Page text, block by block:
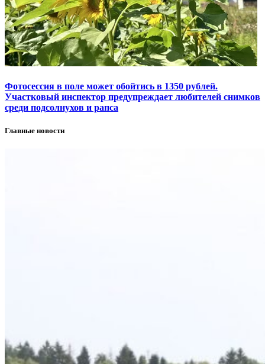
Фотосессия в поле может обойтись в 1350 рублей.
Участковый инспектор предупреждает любителей снимков
среди подсолнухов и рапса
Главные новости